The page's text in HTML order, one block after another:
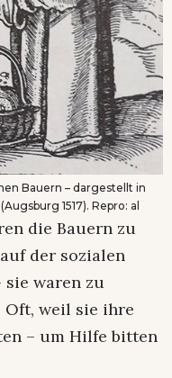
Bauern – dargestellt in
1517). Repro: al
die Bauern zu
der sozialen
waren zu
Oft, weil sie ihre
– um Hilfe bitten